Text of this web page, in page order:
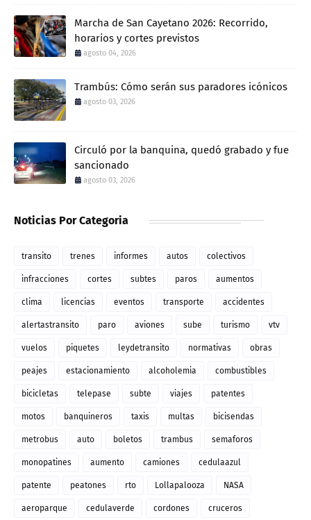
Marcha de San Cayetano 2026: Recorrido,
horarios y cortes previstos
agosto 04, 2026
Trambús: Cómo serán sus paradores icónicos
agosto 03, 2026
Circuló por la banquina, quedó grabado y fue
sancionado
agosto 03, 2026
Noticias Por Categoria
transito trenes informes autos colectivos
infracciones cortes subtes paros aumentos
clima licencias eventos transporte accidentes
alertastransito paro aviones sube turismo vtv
vuelos piquetes leydetransito normativas obras
peajes estacionamiento alcoholemia combustibles
bicicletas telepase subte viajes patentes
motos banquineros taxis multas bicisendas
metrobus auto boletos trambus semaforos
monopatines aumento camiones cedulaazul
patente peatones rto Lollapalooza NASA
aeroparque cedulaverde cordones cruceros